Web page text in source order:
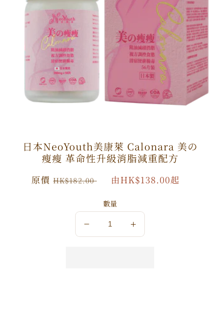
日本NeoYouth美康萊 Calonara 美の
瘦瘦 革命性升級消脂減重配方
原
原價HK$182.00 由HK$138.00起
數量